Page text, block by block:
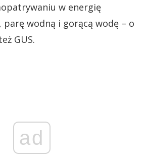
w energię
parę wodną i gorącą wodę – o
GUS.
ad